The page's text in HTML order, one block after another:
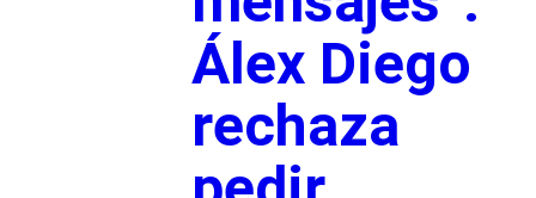
Álex Diego
rechaza